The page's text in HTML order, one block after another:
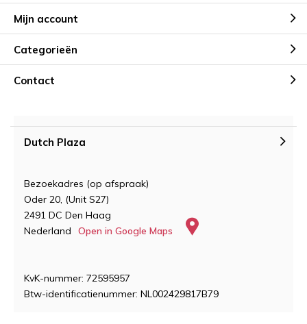
Mijn account
Categorieën
Contact
Dutch Plaza
Bezoekadres (op afspraak)
Oder 20, (Unit S27)
2491 DC Den Haag
Nederland
Open in Google Maps
KvK-nummer: 72595957
Btw-identificatienummer: NL002429817B79